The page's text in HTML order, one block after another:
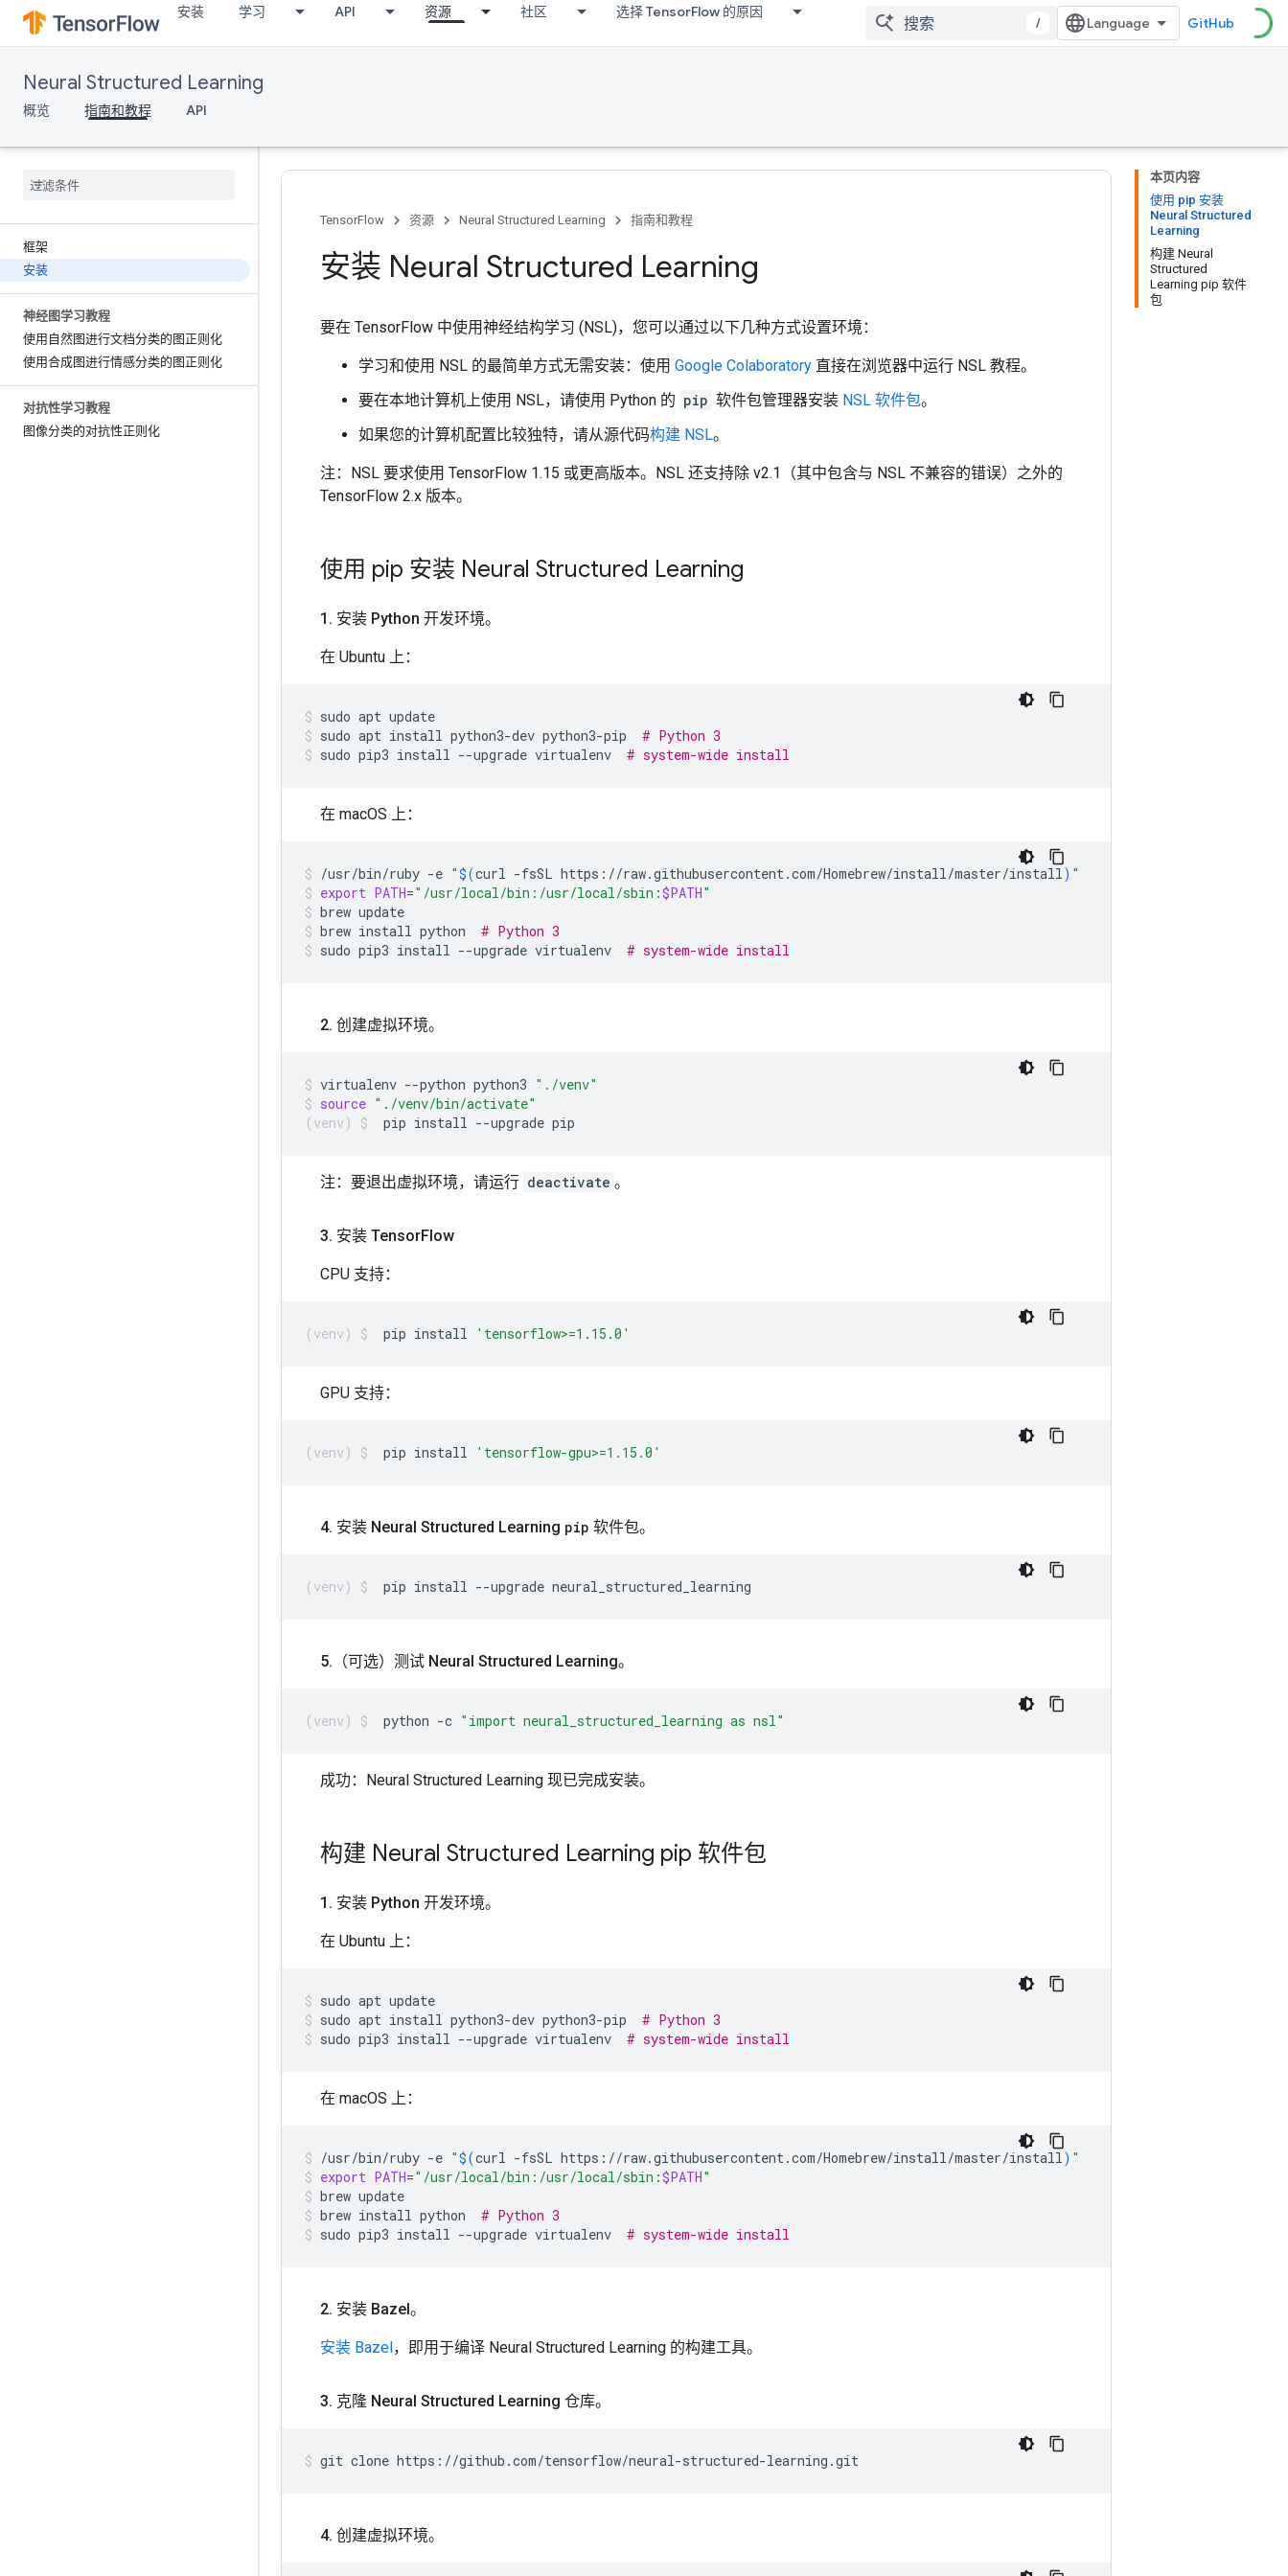
安装 学习 API 资源 社区 选择 TensorFlow 的原因
/ GitHub
Neural Structured Learning
概览 指南和教程 API
框架
安装
神经图学习教程
使用自然图进行文档分类的图正则化
使用合成图进行情感分类的图正则化
对抗性学习教程
图像分类的对抗性正则化
本页内容
使用 pip 安装
Neural Structured
Learning
构建 Neural
Structured
Learning pip 软件
包
TensorFlow 资源 Neural Structured Learning 指南和教程
安装 Neural Structured Learning
要在 TensorFlow 中使用神经结构学习 (NSL)，您可以通过以下几种方式设置环境：
学习和使用 NSL 的最简单方式无需安装：使用 Google Colaboratory 直接在浏览器中运行 NSL 教程。
要在本地计算机上使用 NSL，请使用 Python 的 pip 软件包管理器安装 NSL 软件包。
如果您的计算机配置比较独特，请从源代码构建 NSL。
注：NSL 要求使用 TensorFlow 1.15 或更高版本。NSL 还支持除 v2.1（其中包含与 NSL 不兼容的错误）之外的
TensorFlow 2.x 版本。
使用 pip 安装 Neural Structured Learning
1 . 安装 Python 开发环境。
在 Ubuntu 上：
sudo apt update
sudo apt install python3-dev python3-pip
# Python 3
sudo pip3 install --upgrade virtualenv # system-wide install
在 macOS 上：
/usr/bin/ruby -e "$(curl -fsSL https://raw.githubusercontent.com/Homebrew/install/master/install) "
export PATH="/usr/local/bin:/usr/local/sbin:$PATH"
brew update
brew install python
# Python 3
sudo pip3 install --upgrade virtualenv # system-wide install
2. 创建虚拟环境。
virtualenv --python python3 "./venv"
source "./venv/bin/activate"
pip install --upgrade pip
注：要退出虚拟环境，请运行 deactivate 。
3. 安装 TensorFlow
CPU 支持：
pip install 'tensorflow>=1.15.0'
GPU 支持：
pip install 'tensorflow-gpu>=1.15.0'
4. 安装 Neural Structured Learning pip 软件包。
pip install --upgrade neural_structured_learning
5. （可选）测试 Neural Structured Learning。
python -c "import neural_structured_learning as nsl"
成功：Neural Structured Learning 现已完成安装。
构建 Neural Structured Learning pip 软件包
1 . 安装 Python 开发环境。
在 Ubuntu 上：
sudo apt update
sudo apt install python3-dev python3-pip
# Python 3
sudo pip3 install --upgrade virtualenv # system-wide install
在 macOS 上：
/usr/bin/ruby -e "$(curl -fsSL https://raw.githubusercontent.com/Homebrew/install/master/install) "
export PATH="/usr/local/bin:/usr/local/sbin:$PATH"
brew update
brew install python
# Python 3
sudo pip3 install --upgrade virtualenv # system-wide install
2. 安装 Bazel。
安装 Bazel，即用于编译 Neural Structured Learning 的构建工具。
3. 克隆 Neural Structured Learning 仓库。
git clone https://github.com/tensorflow/neural-structured-learning.git
4. 创建虚拟环境。